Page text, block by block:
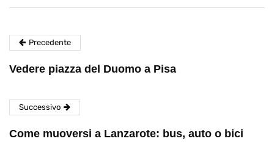
Precedente
Vedere piazza del Duomo a Pisa
Successivo
Come muoversi a Lanzarote: bus, auto o bici